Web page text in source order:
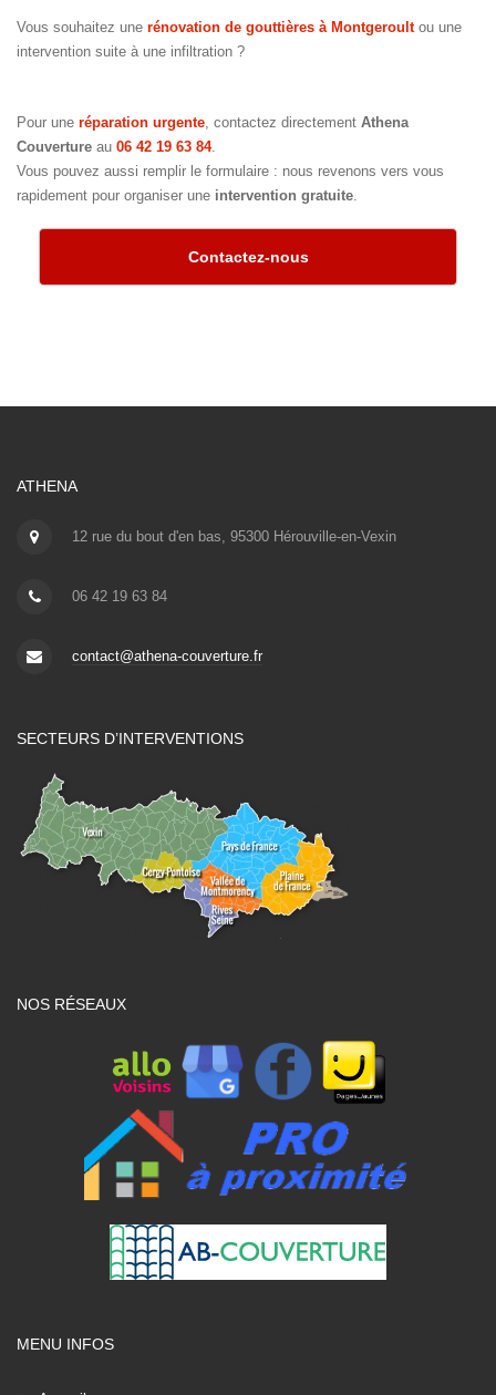
Vous souhaitez une rénovation de gouttières à Montgeroultou une
intervention suite à une infiltration ?
Pour une réparation urgente , contactez directement Athena
Couverture au 06 42 19 63 84.
Vous pouvez aussi remplir le formulaire : nous revenons vers vous
rapidement pour organiser une intervention gratuite
Contactez-nous
ATHENA
12 rue du bout d'en bas, 95300 Hérouville-en-Vexin
06 42 19 63 84
contact@athena-couverture.fr
SECTEURS D’INTERVENTIONS
NOS RÉSEAUX
MENU INFOS